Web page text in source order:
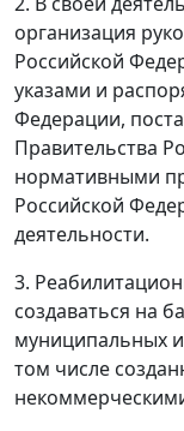
организация
Российской
указами и
Федерации,
Правительства
нормативными
Российской
деятельности.
3.
создаваться на
муниципальных
том числе